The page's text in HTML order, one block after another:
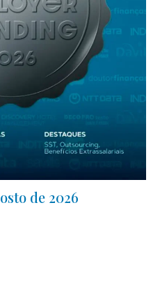
de 2026